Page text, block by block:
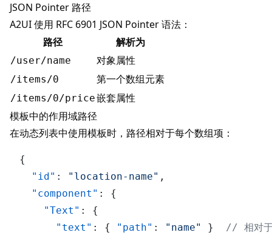
JSON Pointer 路径
A2UI 使用 RFC 6901 JSON Pointer 语法：
路径
解析为
/user/name 对象属性
/items/0 第一个数组元素
/items/0/price嵌套属性
模板中的作用域路径
在动态列表中使用模板时，路径相对于每个数组项：
{
"id" : "location-name" ,
"component" :
{
"Text" :
{
"text" : { "path" : "name" }
// 相对于